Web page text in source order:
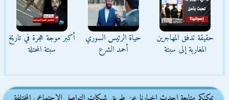
حقيقة تدفق المهاجرين
المغاربة إلى سبتة
حياة الرئيس السوري
أحمد الشرع
أكبر موجة هجرة في تاريخ
سبتة المحتلة